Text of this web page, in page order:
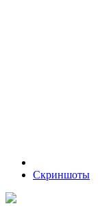
Скриншоты